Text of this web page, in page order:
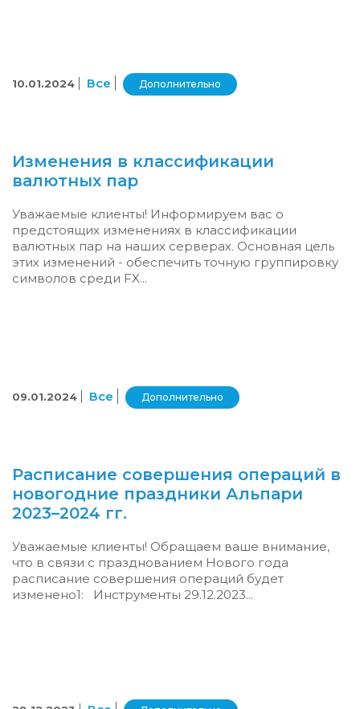
10.01.2024 Все Дополнительно
Изменения в классификации
валютных пар
Уважаемые клиенты! Информируем вас о
предстоящих изменениях в классификации
валютных пар на наших серверах. Основная цель
этих изменений - обеспечить точную группировку
символов среди FX...
09.01.2024 Все Дополнительно
Расписание совершения операций в
новогодние праздники Альпари
2023–2024 гг.
Уважаемые клиенты! Обращаем ваше внимание,
что в связи с празднованием Нового года
расписание совершения операций будет
изменено1: Инструменты 29.12.2023...